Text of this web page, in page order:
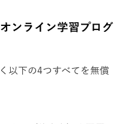
ンライン学習プログ
以下の4つすべてを無償